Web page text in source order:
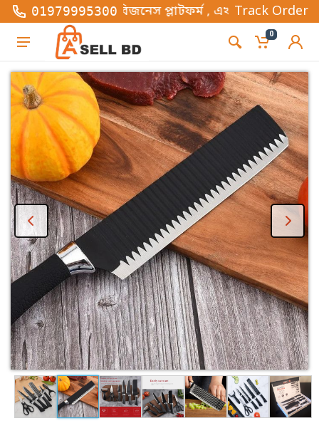
01979995300
প্লাটফর্ম , এখানে সব ধরনের ফ্যাশন এবংTrack Order
0